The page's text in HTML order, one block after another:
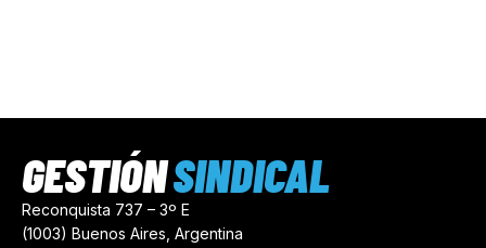
Reconquista 737 – 3º E
(1003) Buenos Aires, Argentina
GESTIÓNSINDICAL